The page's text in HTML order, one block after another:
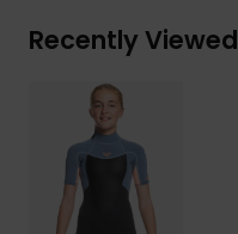
Recently Viewed